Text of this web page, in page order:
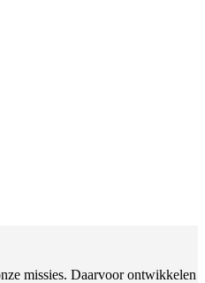
missies. Daarvoor ontwikkelen